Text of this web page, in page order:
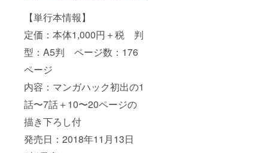
【単行本情報】
定価：本体1,000円＋税 判
型：A5判 ページ数：176
ページ
内容：マンガハック初出の1
話〜7話＋10〜20ページの
描き下ろし付
発売日：2018年11月13日